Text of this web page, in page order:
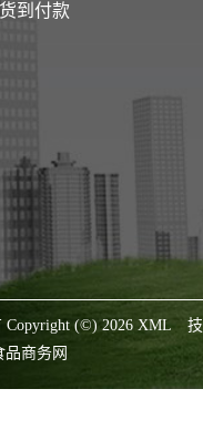
到付款
Copyright (©) 2026 XML
技
品商务网